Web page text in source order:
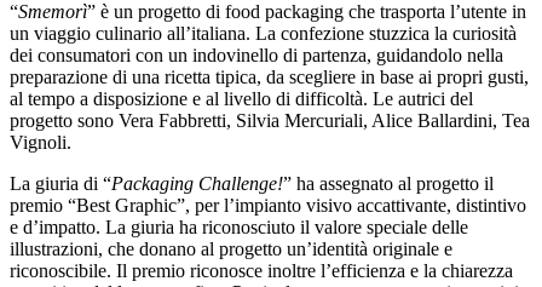
“Smemorì” è un progetto di food packaging che trasporta l’utente in
un viaggio culinario all’italiana. La confezione stuzzica la curiosità
dei consumatori con un indovinello di partenza, guidandolo nella
preparazione di una ricetta tipica, da scegliere in base ai propri gusti,
al tempo a disposizione e al livello di difficoltà. Le autrici del
progetto sono Vera Fabbretti, Silvia Mercuriali, Alice Ballardini, Tea
Vignoli.
La giuria di “Packaging Challenge!” ha assegnato al progetto il
premio “Best Graphic”, per l’impianto visivo accattivante, distintivo
e d’impatto. La giuria ha riconosciuto il valore speciale delle
illustrazioni, che donano al progetto un’identità originale e
riconoscibile. Il premio riconosce inoltre l’efficienza e la chiarezza